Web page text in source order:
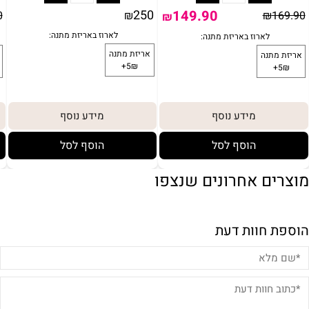
₪250
מידע נוסף
הוסף לסל
₪169.90
₪149.90
מידע נוסף
הוסף לסל
מוצרים אחרונים שנצפו
הוספת חוות דעת